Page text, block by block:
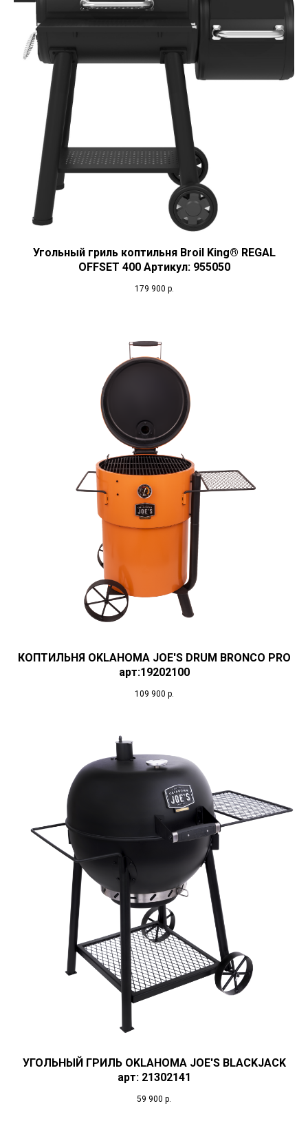
Угольный гриль коптильня Broil King® REGAL
OFFSET 400 Артикул: 955050
179 900 р.
КОПТИЛЬНЯ OKLAHOMA JOE'S DRUM BRONCO PRO
арт:19202100
109 900 р.
УГОЛЬНЫЙ ГРИЛЬ OKLAHOMA JOE'S BLACKJACK
арт: 21302141
59 900 р.